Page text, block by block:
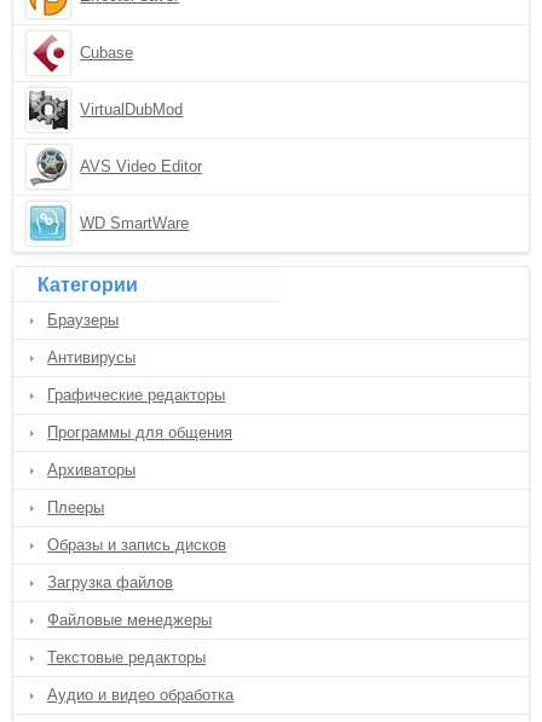
Cubase
VirtualDubMod
AVS Video Editor
WD SmartWare
Категории
Браузеры
Антивирусы
Графические редакторы
Программы для общения
Архиваторы
Плееры
Образы и запись дисков
Загрузка файлов
Файловые менеджеры
Текстовые редакторы
Аудио и видео обработка